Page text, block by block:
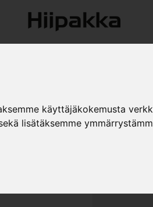
käyttäjäkokemusta
lisätäksemme